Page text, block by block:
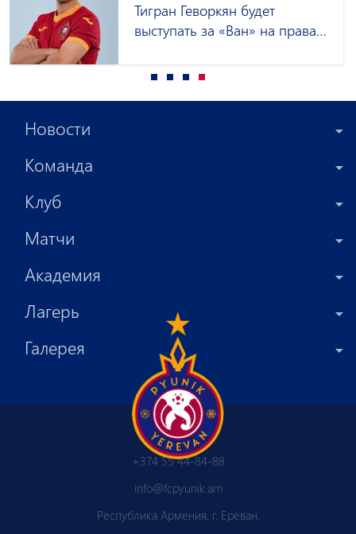
Тигран Геворкян будет
выступать за «Ван» на правах
Новости
Команда
Клуб
Матчи
Академия
Лагерь
Галерея
+374 55 44-84-88
info@fcpyunik.am
Республика Армения, г. Ереван,